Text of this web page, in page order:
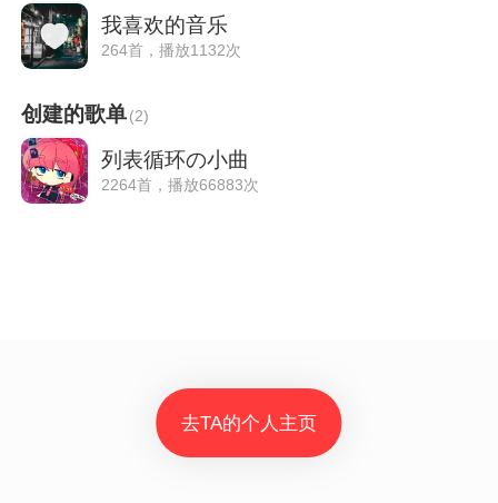
我喜欢的音乐
264首，播放1132次
创建的歌单(2)
列表循环の小曲
2264首，播放66883次
去TA的个人主页